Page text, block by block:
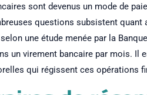
sont devenus un mode de
questions subsistent
une étude menée par la
un virement bancaire par mois. Il
qui régissent ces opérations